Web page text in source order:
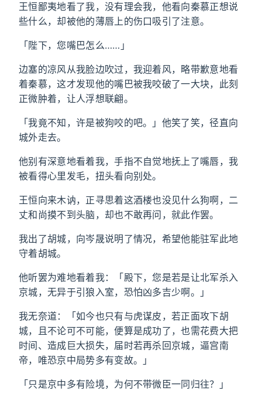
王恒鄙夷地看了我，没有理会我，他看向秦慕正想说
些什么，却被他的薄唇上的伤口吸引了注意。
「陛下，您嘴巴怎么……」
边塞的凉风从我脸边吹过，我迎着风，略带歉意地看
着秦慕，这才发现他的嘴巴被我咬破了一大块，此刻
正微肿着，让人浮想联翩。
「我竟不知，许是被狗咬的吧。」他笑了笑，径直向
城外走去。
他别有深意地看着我，手指不自觉地抚上了嘴唇，我
被看得心里发毛，扭头看向别处。
王恒向来木讷，正寻思着这酒楼也没见什么狗啊，二
丈和尚摸不到头脑，却也不敢再问，就此作罢。
我出了胡城，向岑晟说明了情况，希望他能驻军此地
守着胡城。
他听罢为难地看着我：「殿下，您是若是让北军杀入
京城，无异于引狼入室，恐怕凶多吉少啊。」
我无奈道：「如今也只有与虎谋皮，若正面攻下胡
城，且不论可不可能，便算是成功了，也需花费大把
时间、造成巨大损失，届时若再杀回京城，逼宫南
帝，唯恐京中局势多有变故。」
「只是京中多有险境，为何不带微臣一同归往？」